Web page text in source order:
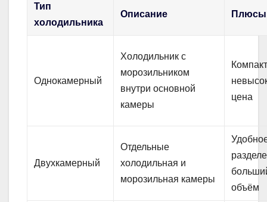
Тип
холодильника
Описание Плюсы
Однокамерный
Холодильник с
морозильником
внутри основной
камеры
цена
Двухкамерный
Отдельные
холодильная и
морозильная камеры
объём